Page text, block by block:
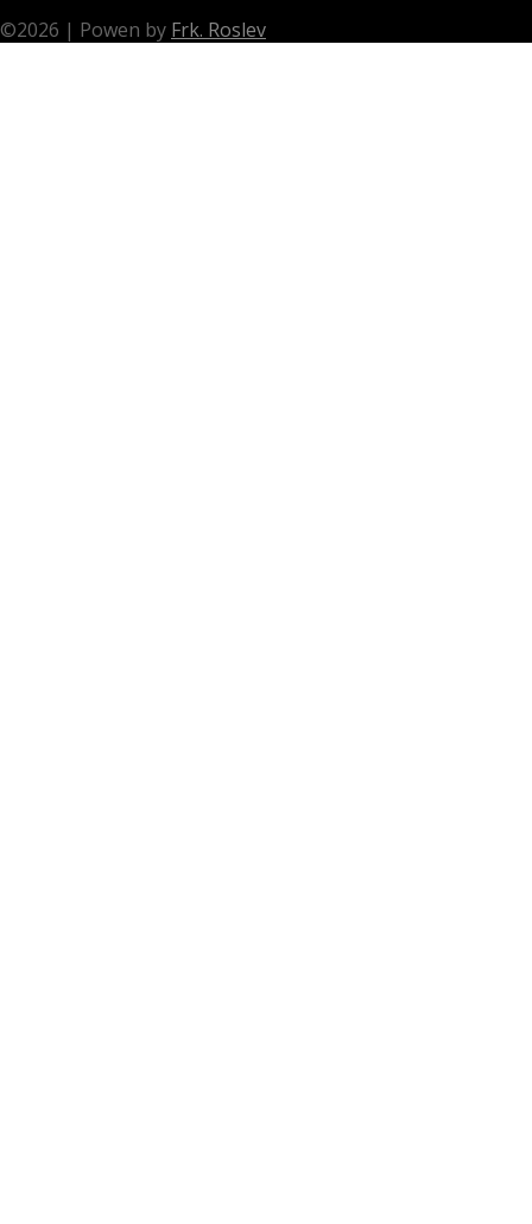
©2026 | Powen by Frk. Roslev